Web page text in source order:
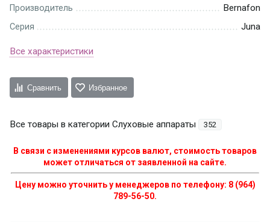
Производитель Bernafon
Серия Juna
Все характеристики
Сравнить Избранное
Все товары в категории Слуховые аппараты 352
В связи с изменениями курсов валют, стоимость товаров
может отличаться от заявленной на сайте.
Цену можно уточнить у менеджеров по телефону: 8 (964)
789-56-50.